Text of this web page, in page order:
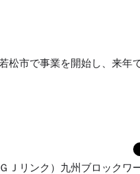
松市で事業を開始し、来年
Ｊリンク）九州ブロックワ